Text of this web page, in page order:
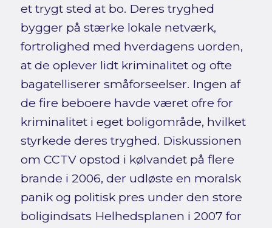
et trygt sted at bo. Deres tryghed
bygger på stærke lokale netværk,
fortrolighed med hverdagens uorden,
at de oplever lidt kriminalitet og ofte
bagatelliserer småforseelser. Ingen af
de fire beboere havde været ofre for
kriminalitet i eget boligområde, hvilket
styrkede deres tryghed. Diskussionen
om CCTV opstod i kølvandet på flere
brande i 2006, der udløste en moralsk
panik og politisk pres under den store
boligindsats Helhedsplanen i 2007 for